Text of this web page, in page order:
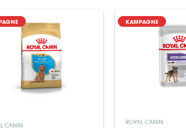
CANIN
KAMPAGNE
ROYAL CANIN